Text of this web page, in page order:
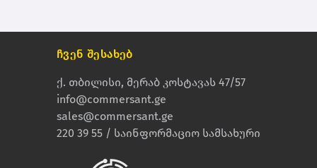
ჩვენ შესახებ
ქ. თბილისი, მერაბ კოსტავას 47/57
info@commersant.ge
sales@commersant.ge
220 39 55 / საინფორმაციო სამსახური